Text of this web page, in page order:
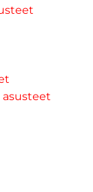
asusteet